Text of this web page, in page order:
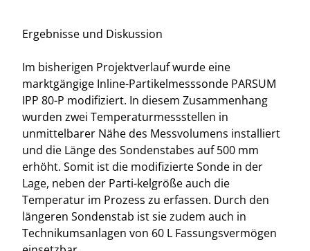
Ergebnisse und Diskussion
Im bisherigen Projektverlauf wurde eine
marktgängige Inline-Partikelmesssonde PARSUM
IPP 80-P modifiziert. In diesem Zusammenhang
wurden zwei Temperaturmessstellen in
unmittelbarer Nähe des Messvolumens installiert
und die Länge des Sondenstabes auf 500 mm
erhöht. Somit ist die modifizierte Sonde in der
Lage, neben der Parti-kelgröße auch die
Temperatur im Prozess zu erfassen. Durch den
längeren Sondenstab ist sie zudem auch in
Technikumsanlagen von 60 L Fassungsvermögen